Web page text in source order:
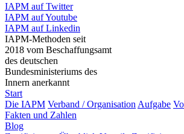
IAPM auf Twitter
IAPM auf Youtube
IAPM auf Linkedin
IAPM-Methoden seit
2018 vom Beschaffungsamt
des deutschen
Bundesministeriums des
Innern anerkannt
Start
Die IAPM Verband / Organisation Aufgabe
Fakten und Zahlen
Blog